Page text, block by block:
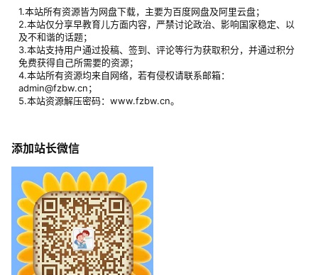
1.本站所有资源皆为网盘下载，主要为百度网盘及阿里云盘；
2.本站仅分享早教育儿方面内容，严禁讨论政治、影响国家稳定、以
及不和谐的话题；
3.本站支持用户通过投稿、签到、评论等行为获取积分，并通过积分
免费获得自己所需要的资源；
4.本站所有资源均来自网络，若有侵权请联系邮箱：
admin@fzbw.cn；
5.本站资源解压密码：www.fzbw.cn。
添加站长微信